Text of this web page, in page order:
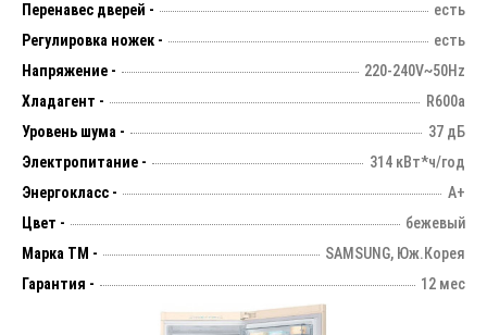
Перенавес дверей -
есть
Регулировка ножек -
есть
Напряжение -
220-240V~50Hz
Хладагент -
R600a
Уровень шума -
37 дБ
Электропитание -
314 кВт*ч/год
Энергокласс -
А+
Цвет -
бежевый
Марка ТМ -
SAMSUNG, Юж.Корея
Гарантия -
12 мес